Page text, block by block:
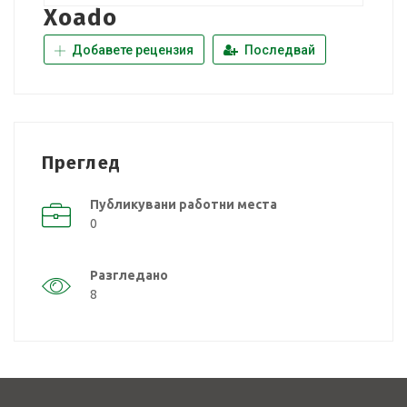
Xoado
Добавете рецензия Последвай
Преглед
Публикувани работни места
0
Разгледано
8